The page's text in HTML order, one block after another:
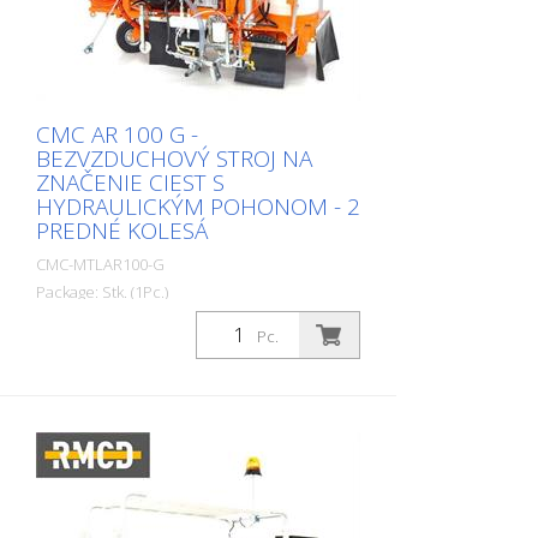
studený plast 1:1, studený plast 98:2
CMC AR 100 G -
BEZVZDUCHOVÝ STROJ NA
ZNAČENIE CIEST S
HYDRAULICKÝM POHONOM - 2
PREDNÉ KOLESÁ
CMC-MTLAR100-G
Package: Stk. (1Pc.)
Samohybný bezvzduchový stroj na
značenie ciest s hydraulickým pohonom.
aj systémom na striekanie plastov. Dve
predné kolesá, jedno riadené zadné
koleso. Benzínový motor: - Výkon 16 k -
Elektrický štartér - Alternátor na nabíjanie
batérie - Odstredivý kotúč Hydraulický
Pc.